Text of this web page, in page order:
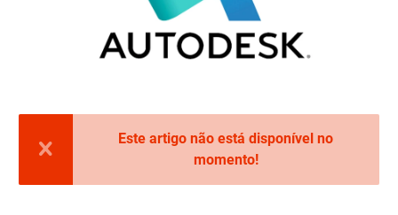
Este artigo não está disponível no
momento!